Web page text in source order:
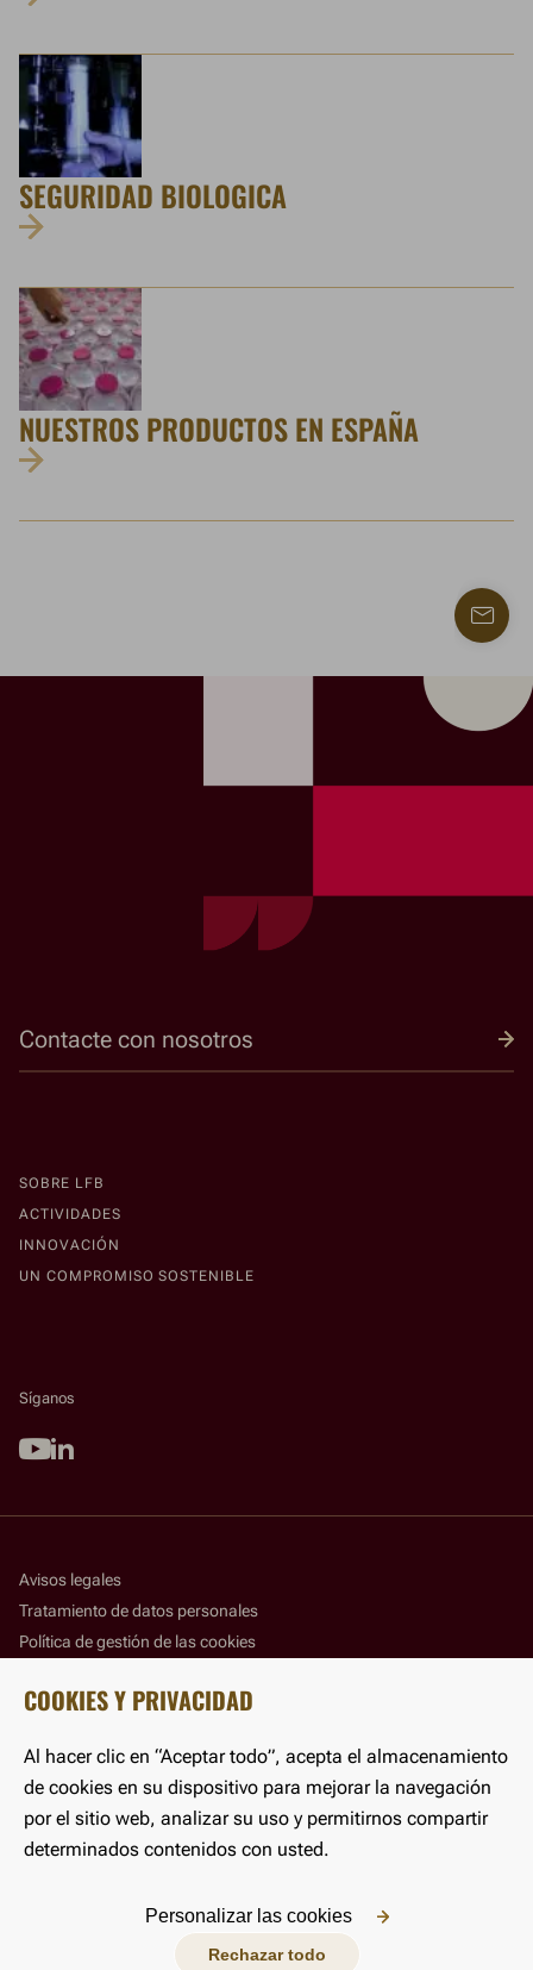
SEGURIDAD BIOLOGICA
NUESTROS PRODUCTOS EN ESPAÑA
Contacte con nosotros
SOBRE LFB
ACTIVIDADES
INNOVACIÓN
UN COMPROMISO SOSTENIBLE
Síganos
Youtube
Linkedin
Avisos legales
Tratamiento de datos personales
Política de gestión de las cookies
Accesibilidad
©LFB 2025
COOKIES Y PRIVACIDAD
Al hacer clic en “Aceptar todo”, acepta el almacenamiento
de cookies en su dispositivo para mejorar la navegación
por el sitio web, analizar su uso y permitirnos compartir
determinados contenidos con usted.
Rechazar todo
Personalizar las cookies